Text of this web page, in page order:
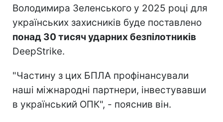
Володимира Зеленського у 2025 році для
українських захисників буде поставлено
понад 30 тисяч ударних безпілотників
DeepStrike.
"Частину з цих БПЛА профінансували
наші міжнародні партнери, інвестувавши
в український ОПК", - пояснив він.